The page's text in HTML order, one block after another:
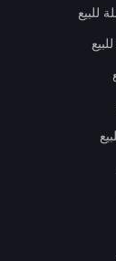
للبيع